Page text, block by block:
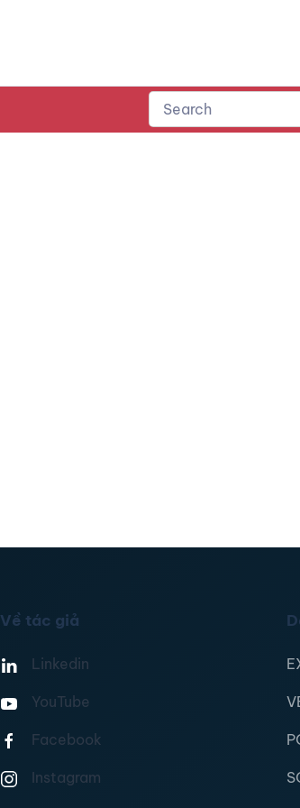
Về tác giả
Linkedin
YouTube
Facebook
Instagram